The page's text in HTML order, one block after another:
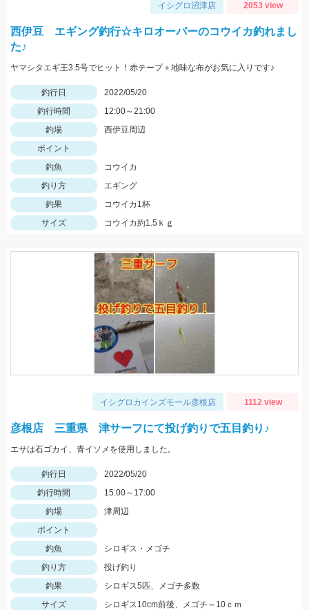
イシグロ沼津店 2053 view
西伊豆 エギング釣行☆キロオーバーのコウイカ釣れまし
た♪
ヤマシタエギ王3.5号でヒット！赤テープ＋地味な布がお気に入りです♪
釣行日
2022/05/20
釣行時間
12:00～21:00
釣場
西伊豆周辺
ポイント
釣魚
コウイカ
釣り方
エギング
釣果
コウイカ1杯
サイズ
コウイカ約1.5ｋｇ
イシグロカインズモール彦根店 1112 view
彦根店 三重県 津サーフにて投げ釣りで五目釣り♪
エサは石ゴカイ、青イソメを使用しました。
釣行日
2022/05/20
釣行時間
15:00～17:00
釣場
津周辺
ポイント
釣魚
シロギス・メゴチ
釣り方
投げ釣り
釣果
シロギス5匹、メゴチ多数
サイズ
シロギス10cm前後、メゴチ～10ｃｍ